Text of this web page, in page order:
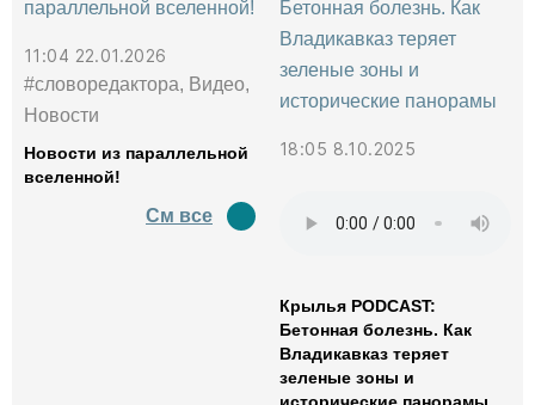
11:04 22.01.2026
#словоредактора, Видео,
Новости
Новости из параллельной
вселенной!
См все
18:05 8.10.2025
Крылья PODCAST:
Бетонная болезнь. Как
Владикавказ теряет
зеленые зоны и